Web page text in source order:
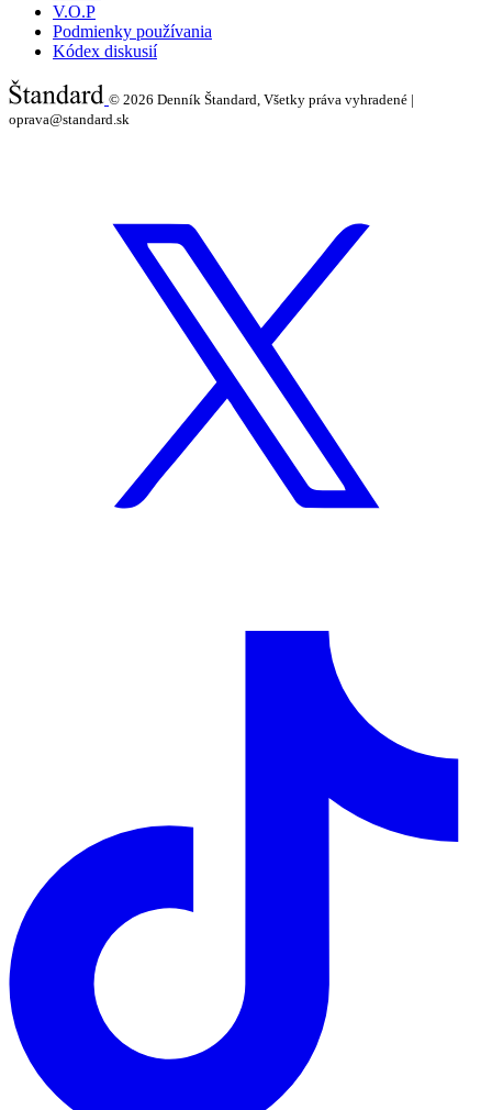
V.O.P
Podmienky používania
Kódex diskusií
© 2026 Denník Štandard, Všetky práva vyhradené |
oprava@standard.sk